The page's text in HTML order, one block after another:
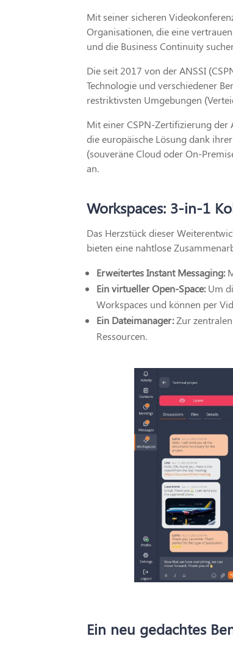
Mit seiner sicheren
Organisationen, die eine
und die Business Continuity
Die seit 2017 von der ANSSI
Technologie und verschiedener
restriktivsten Umgebungen
Mit einer CSPN-Zertifizierung der
die europäische Lösung dank ihrer
(souveräne Cloud oder On-
an.
Workspaces: 3-in-1
Das Herzstück dieser
bieten eine nahtlose
Erweitertes Instant Messaging:
Ein virtueller Open-Space:Um
Workspaces und können per
Ein Dateimanager:Zur
Ressourcen.
Ein neu gedachtes